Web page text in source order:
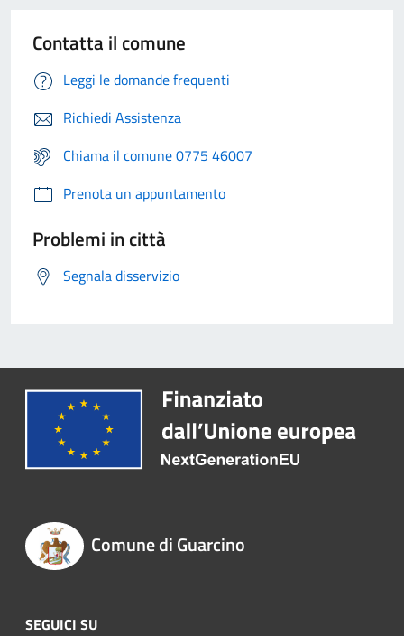
Contatta il comune
Leggi le domande frequenti
Richiedi Assistenza
Chiama il comune 0775 46007
Prenota un appuntamento
Problemi in città
Segnala disservizio
Comune di Guarcino
SEGUICI SU